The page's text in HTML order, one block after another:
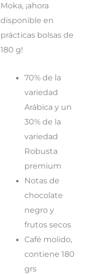
Moka, ¡ahora
disponible en
prácticas bolsas de
180 g!
70% de la
variedad
Arábica y un
30% de la
variedad
Robusta
premium
Notas de
chocolate
negro y
frutos secos
Café molido,
contiene 180
grs